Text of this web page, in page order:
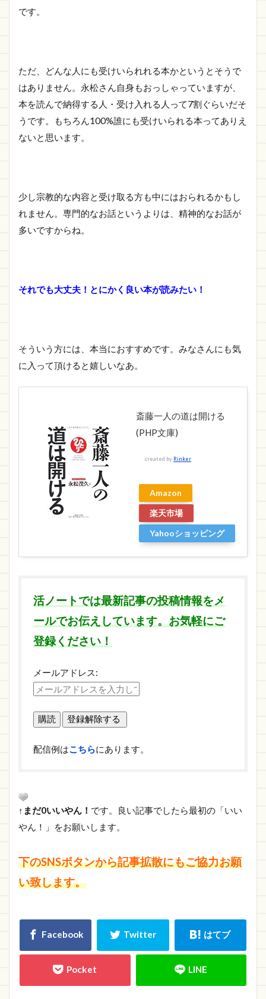
です。
ただ、どんな人にも受けいられれる本かというとそうで
はありません。永松さん自身もおっしゃっていますが、
本を読んで納得する人・受け入れる人って7割ぐらいだそ
うです。もちろん100%誰にも受けいられる本ってありえ
ないと思います。
少し宗教的な内容と受け取る方も中にはおられるかもし
れません。専門的なお話というよりは、精神的なお話が
多いですからね。
それでも大丈夫！とにかく良い本が読みたい！
そういう方には、本当におすすめです。みなさんにも気
に入って頂けると嬉しいなあ。
斎藤一人の道は開ける
(PHP文庫)
created by Rinker
Amazon
楽天市場
Yahooショッピング
活ノートでは最新記事の投稿情報をメ
ールでお伝えしています。お気軽にご
登録ください！
メールアドレス:
配信例はこちらにあります。
↑まだ0いいやん！ です。良い記事でしたら最初の「いい
やん！」をお願いします。
下のSNSボタンから記事拡散にもご協力お願
い致します。